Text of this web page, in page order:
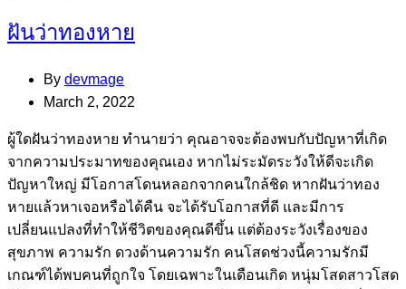
ฝันว่าทองหาย
By devmage
March 2, 2022
ผู้ใดฝันว่าทองหาย ทำนายว่า คุณอาจจะต้องพบกับปัญหาที่เกิด
จากความประมาทของคุณเอง หากไม่ระมัดระวังให้ดีจะเกิด
ปัญหาใหญ่ มีโอกาสโดนหลอกจากคนใกล้ชิด หากฝันว่าทอง
หายแล้วหาเจอหรือได้คืน จะได้รับโอกาสที่ดี และมีการ
เปลี่ยนแปลงที่ทำให้ชีวิตของคุณดีขึ้น แต่ต้องระวังเรื่องของ
สุขภาพ ความรัก ดวงด้านความรัก คนโสดช่วงนี้ความรักมี
เกณฑ์ได้พบคนที่ถูกใจ โดยเฉพาะในเดือนเกิด หนุ่มโสดสาวโสด